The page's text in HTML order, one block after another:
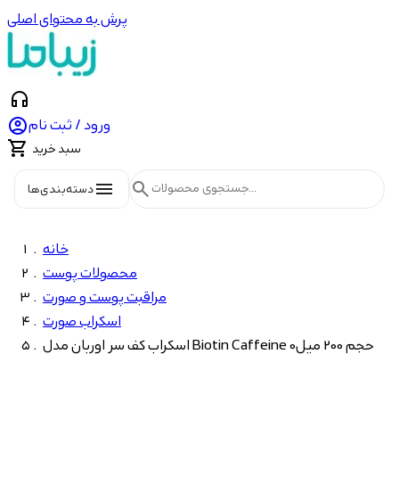
پرش به محتوای اصلی
headphones
ورود / ثبت نام
 سبد خرید
menuدسته‌بندی‌ها search
خانه
محصولات پوست
مراقبت پوست و صورت
اسکراب صورت
اسکراب کف سر اوربان مدل Biotin Caffeine حجم 200 میل0